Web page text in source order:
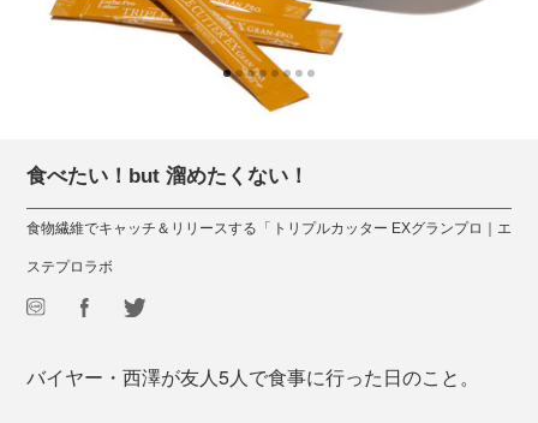
食べたい！but 溜めたくない！
食物繊維でキャッチ＆リリースする「トリプルカッター EXグランプロ｜エ
ステプロラボ
バイヤー・西澤が友人5人で食事に行った日のこと。